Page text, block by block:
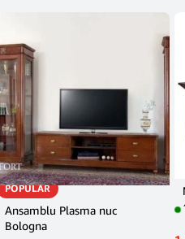
POPULAR
Ansamblu Plasma nuc
Bologna